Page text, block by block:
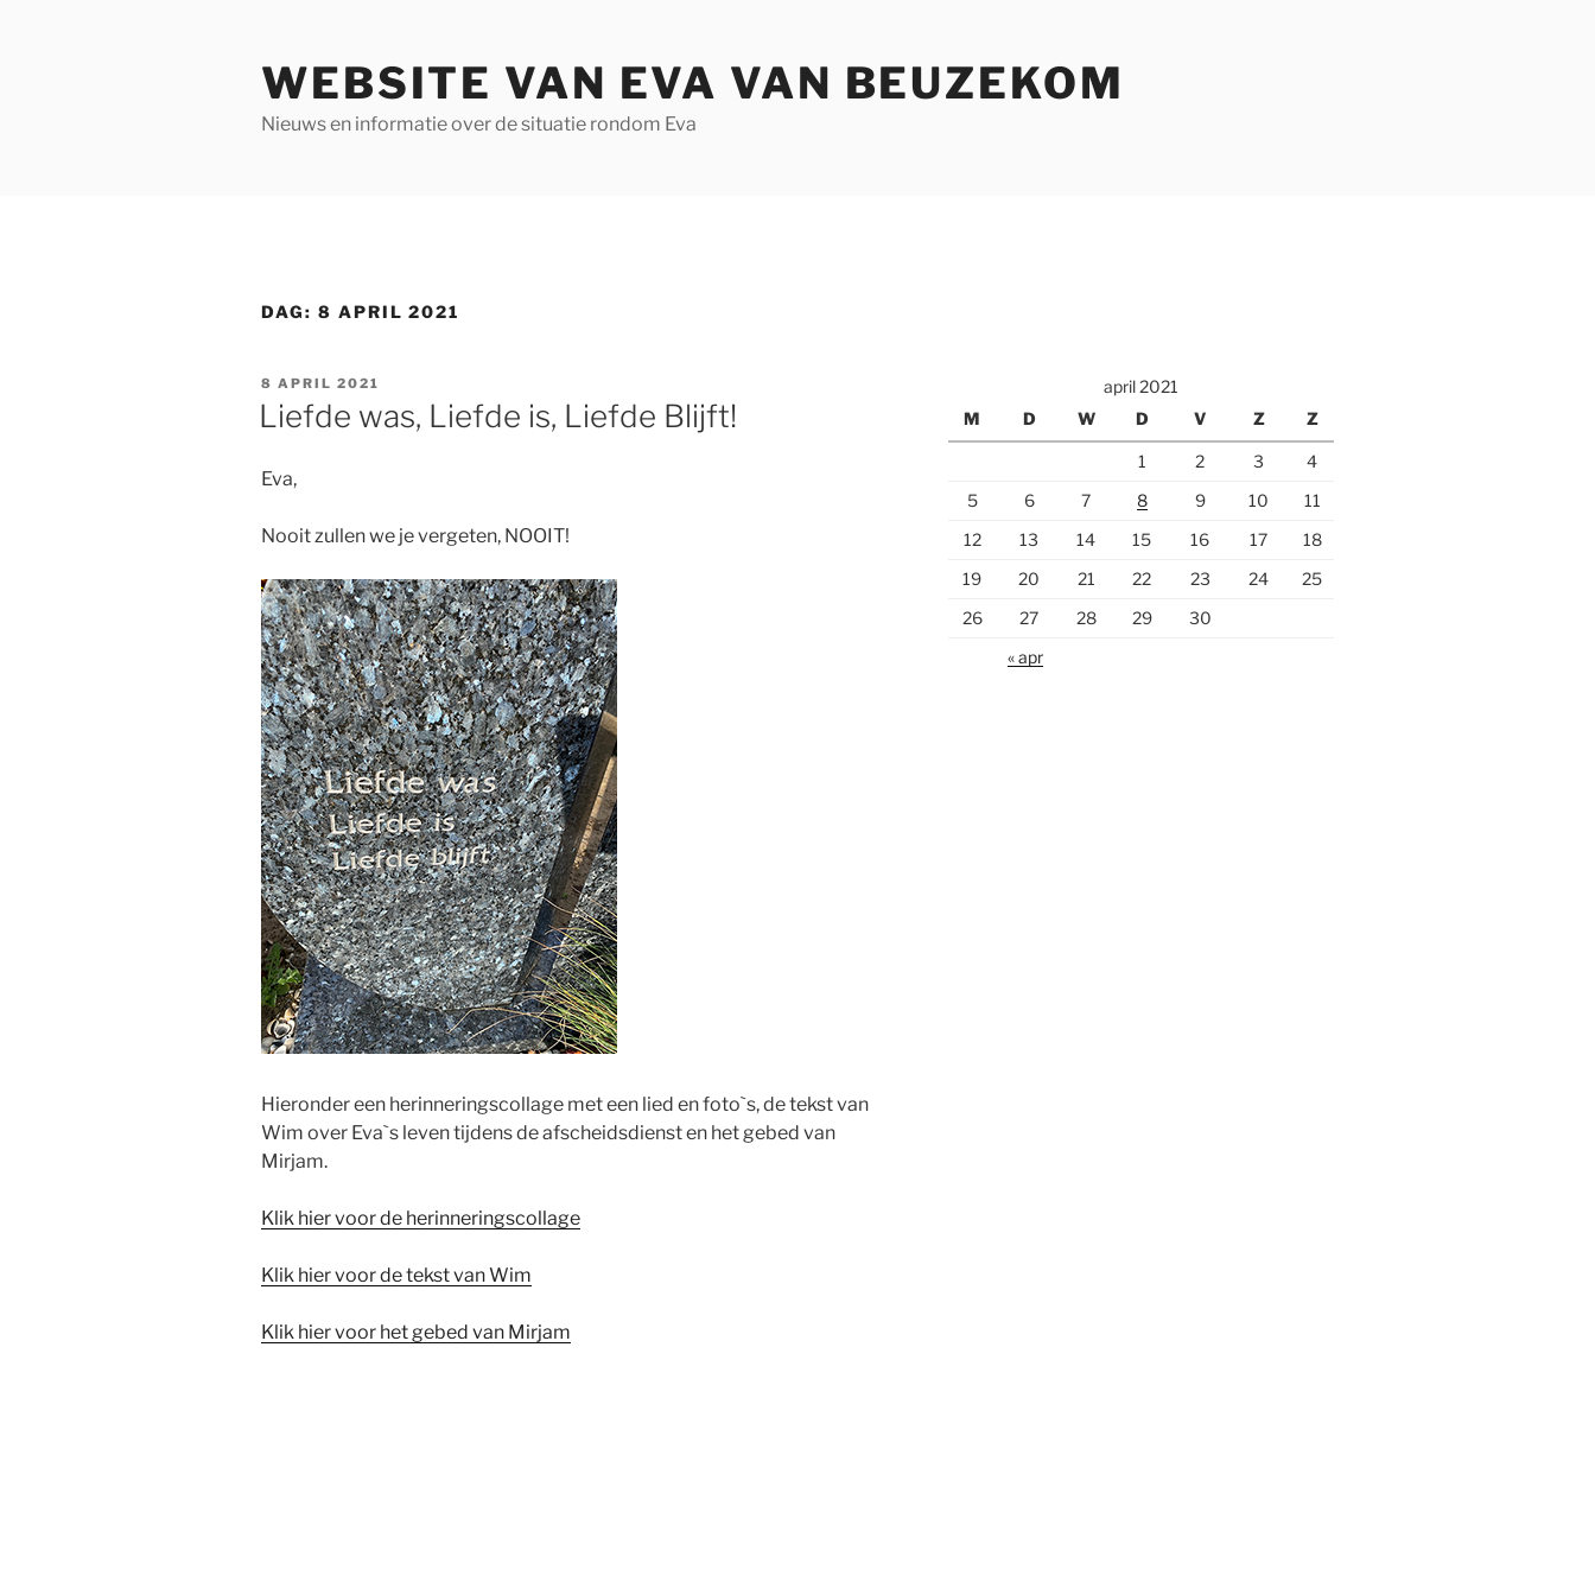
WEBSITE VAN EVA VAN BEUZEKOM
Nieuws en informatie over de situatie rondom Eva
DAG: 8 APRIL 2021
GEPLAATST
OP
8 APRIL 2021
Liefde was, Liefde is, Liefde Blijft!
Eva,
Nooit zullen we je vergeten, NOOIT!
Hieronder een herinneringscollage met een lied en foto`s, de tekst van
Wim over Eva`s leven tijdens de afscheidsdienst en het gebed van
Mirjam.
Klik hier voor de herinneringscollage
Klik hier voor de tekst van Wim
Klik hier voor het gebed van Mirjam
april 2021
M
D W D V Z Z
1 2 3
4
5
6 7 8 9 10
11
12
13 14 15 16 17
18
19
20 21 22 23 24
25
26
27 28 29
30
« apr